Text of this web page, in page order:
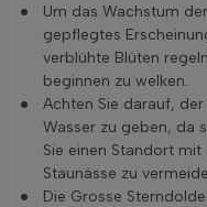
Um das Wachstum
gepflegtes
verblühte Blüten
beginnen zu welken.
Achten Sie darauf,
Wasser zu geben, da
Sie einen Standort
Staunässe zu
Die Grosse